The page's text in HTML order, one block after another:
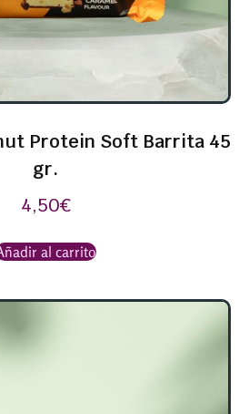
Protein Soft Barrita 45
gr.
4,50€
al carrito